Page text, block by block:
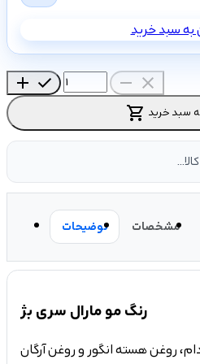
به سبد خرید
add check remove close
shopping_cart سبد خرید
توضیحات مشخصات
رنگ مو مارال سری بژ
روغن هسته انگور و روغن آرگان